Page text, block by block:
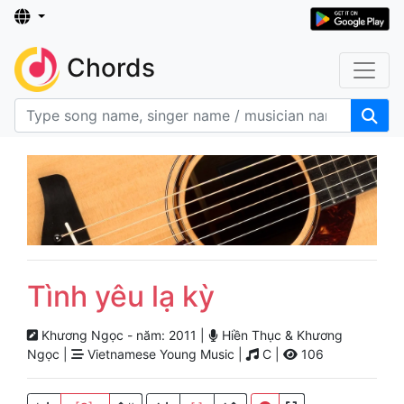
Chords
Tình yêu lạ kỳ
Khương Ngọc - năm: 2011 |
Hiền Thục & Khương
Ngọc |
Vietnamese Young Music | C | 106